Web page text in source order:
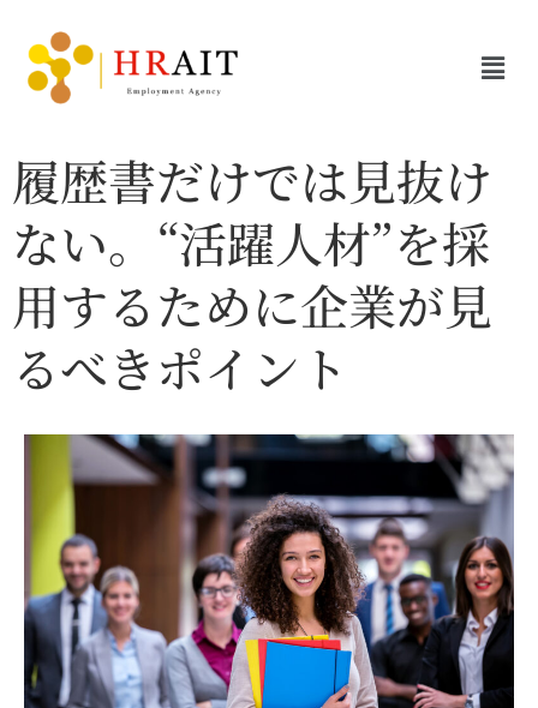
履歴書だけでは見抜け
ない。“活躍人材”を採
用するために企業が見
るべきポイント